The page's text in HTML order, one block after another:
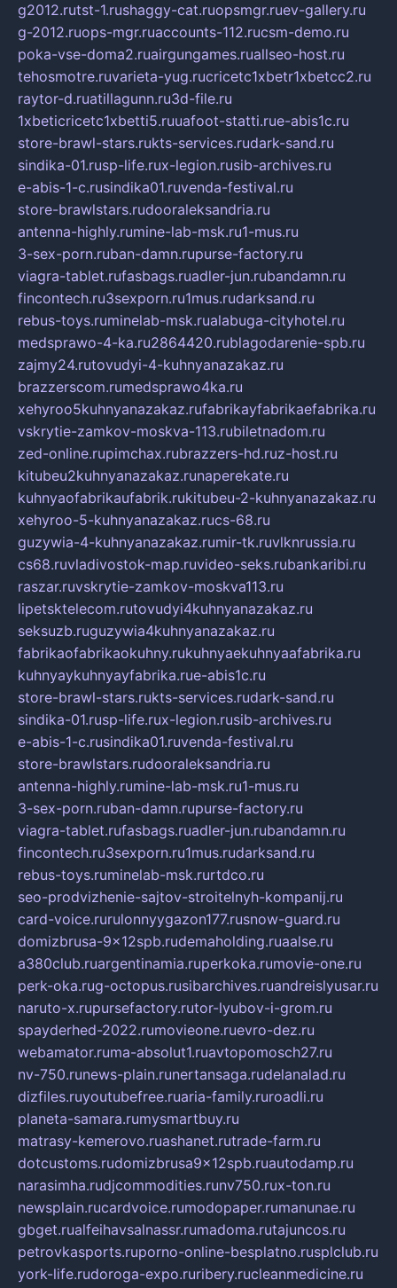
g2012.rutst-1.rushaggy-cat.ruopsmgr.ruev-gallery.ru
g-2012.ruops-mgr.ruaccounts-112.rucsm-demo.ru
poka-vse-doma2.ruairgungames.ruallseo-host.ru
tehosmotre.ruvarieta-yug.rucricetc1xbetr1xbetcc2.ru
raytor-d.ruatillagunn.ru3d-file.ru
1xbeticricetc1xbetti5.ruuafoot-statti.rue-abis1c.ru
store-brawl-stars.rukts-services.rudark-sand.ru
sindika-01.rusp-life.rux-legion.rusib-archives.ru
e-abis-1-c.rusindika01.ruvenda-festival.ru
store-brawlstars.rudooraleksandria.ru
antenna-highly.rumine-lab-msk.ru1-mus.ru
3-sex-porn.ruban-damn.rupurse-factory.ru
viagra-tablet.rufasbags.ruadler-jun.rubandamn.ru
fincontech.ru3sexporn.ru1mus.rudarksand.ru
rebus-toys.ruminelab-msk.rualabuga-cityhotel.ru
medsprawo-4-ka.ru2864420.rublagodarenie-spb.ru
zajmy24.rutovudyi-4-kuhnyanazakaz.ru
brazzerscom.rumedsprawo4ka.ru
xehyroo5kuhnyanazakaz.rufabrikayfabrikaefabrika.ru
vskrytie-zamkov-moskva-113.rubiletnadom.ru
zed-online.rupimchax.rubrazzers-hd.ruz-host.ru
kitubeu2kuhnyanazakaz.runaperekate.ru
kuhnyaofabrikaufabrik.rukitubeu-2-kuhnyanazakaz.ru
xehyroo-5-kuhnyanazakaz.rucs-68.ru
guzywia-4-kuhnyanazakaz.rumir-tk.ruvlknrussia.ru
cs68.ruvladivostok-map.ruvideo-seks.rubankaribi.ru
raszar.ruvskrytie-zamkov-moskva113.ru
lipetsktelecom.rutovudyi4kuhnyanazakaz.ru
seksuzb.ruguzywia4kuhnyanazakaz.ru
fabrikaofabrikaokuhny.rukuhnyaekuhnyaafabrika.ru
kuhnyaykuhnyayfabrika.rue-abis1c.ru
store-brawl-stars.rukts-services.rudark-sand.ru
sindika-01.rusp-life.rux-legion.rusib-archives.ru
e-abis-1-c.rusindika01.ruvenda-festival.ru
store-brawlstars.rudooraleksandria.ru
antenna-highly.rumine-lab-msk.ru1-mus.ru
3-sex-porn.ruban-damn.rupurse-factory.ru
viagra-tablet.rufasbags.ruadler-jun.rubandamn.ru
fincontech.ru3sexporn.ru1mus.rudarksand.ru
rebus-toys.ruminelab-msk.rurtdco.ru
seo-prodvizhenie-sajtov-stroitelnyh-kompanij.ru
card-voice.rurulonnyygazon177.rusnow-guard.ru
domizbrusa-9x12spb.rudemaholding.ruaalse.ru
a380club.ruargentinamia.ruperkoka.rumovie-one.ru
perk-oka.rug-octopus.rusibarchives.ruandreislyusar.ru
naruto-x.rupursefactory.rutor-lyubov-i-grom.ru
spayderhed-2022.rumovieone.ruevro-dez.ru
webamator.ruma-absolut1.ruavtopomosch27.ru
nv-750.runews-plain.runertansaga.rudelanalad.ru
dizfiles.ruyoutubefree.ruaria-family.ruroadli.ru
planeta-samara.rumysmartbuy.ru
matrasy-kemerovo.ruashanet.rutrade-farm.ru
dotcustoms.rudomizbrusa9x12spb.ruautodamp.ru
narasimha.rudjcommodities.runv750.rux-ton.ru
newsplain.rucardvoice.rumodopaper.rumanunae.ru
gbget.rualfeihavsalnassr.rumadoma.rutajuncos.ru
petrovkasports.ruporno-online-besplatno.rusplclub.ru
york-life.rudoroga-expo.ruribery.rucleanmedicine.ru